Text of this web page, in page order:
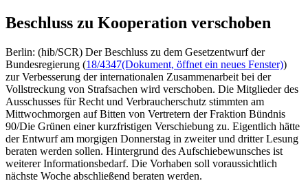
Beschluss zu Kooperation verschoben
Berlin: (hib/SCR) Der Beschluss zu dem Gesetzentwurf der
Bundesregierung (18/4347(Dokument, öffnet ein neues Fenster))
zur Verbesserung der internationalen Zusammenarbeit bei der
Vollstreckung von Strafsachen wird verschoben. Die Mitglieder des
Ausschusses für Recht und Verbraucherschutz stimmten am
Mittwochmorgen auf Bitten von Vertretern der Fraktion Bündnis
90/Die Grünen einer kurzfristigen Verschiebung zu. Eigentlich hätte
der Entwurf am morgigen Donnerstag in zweiter und dritter Lesung
beraten werden sollen. Hintergrund des Aufschiebewunsches ist
weiterer Informationsbedarf. Die Vorhaben soll voraussichtlich
nächste Woche abschließend beraten werden.